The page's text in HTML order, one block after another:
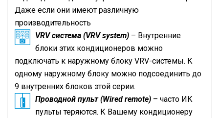
Даже если они имеют различную
производительность
VRVсистема (VRVsystem) – Внутренние
блоки этих кондиционеров можно
подключать к наружному блоку VRV-системы. К
одному наружному блоку можно подсоединить до
9 внутренних блоков этой серии.
Проводной пульт (Wired remote) – часто ИК
пульты теряются. К Вашему кондиционеру